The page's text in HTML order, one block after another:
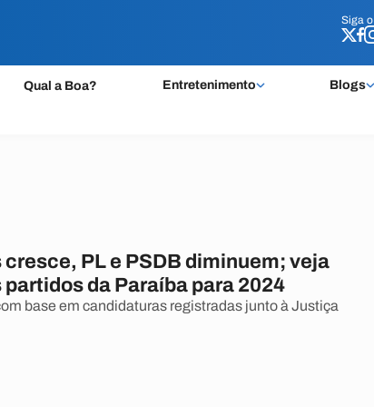
Siga o
Qual a Boa? Entretenimento Blogs
Siga o
PL e PSDB diminuem; veja
da Paraíba para 2024
base em candidaturas registradas junto à Justiça